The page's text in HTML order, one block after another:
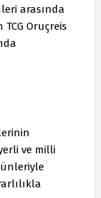
arasında
Oruçreis
ve milli